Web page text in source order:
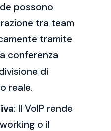
possono
tra team
tramite
conferenza
di
reale.
: Il VoIP rende
o il